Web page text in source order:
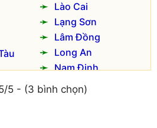
Lào Cai
Lạng Sơn
Lâm Đồng
Long An
Nam Định
Nghệ An
Ninh Bình
5 - (3 bình chọn)